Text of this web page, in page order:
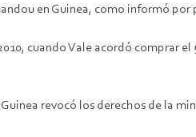
en Guinea, como informó
cuando Vale acordó comprar
revocó los derechos de la